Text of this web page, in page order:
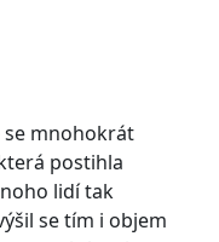
se mnohokrát
postihla
lidí tak
se tím i objem